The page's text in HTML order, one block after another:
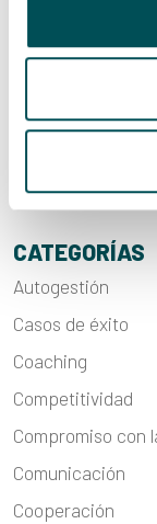
comunicación y
Ner Group se
Walter Pack,
modelo
CATEGORÍAS
Autogestión
Casos de éxito
Coaching
Competitividad
Compromiso con
Comunicación
Cooperación